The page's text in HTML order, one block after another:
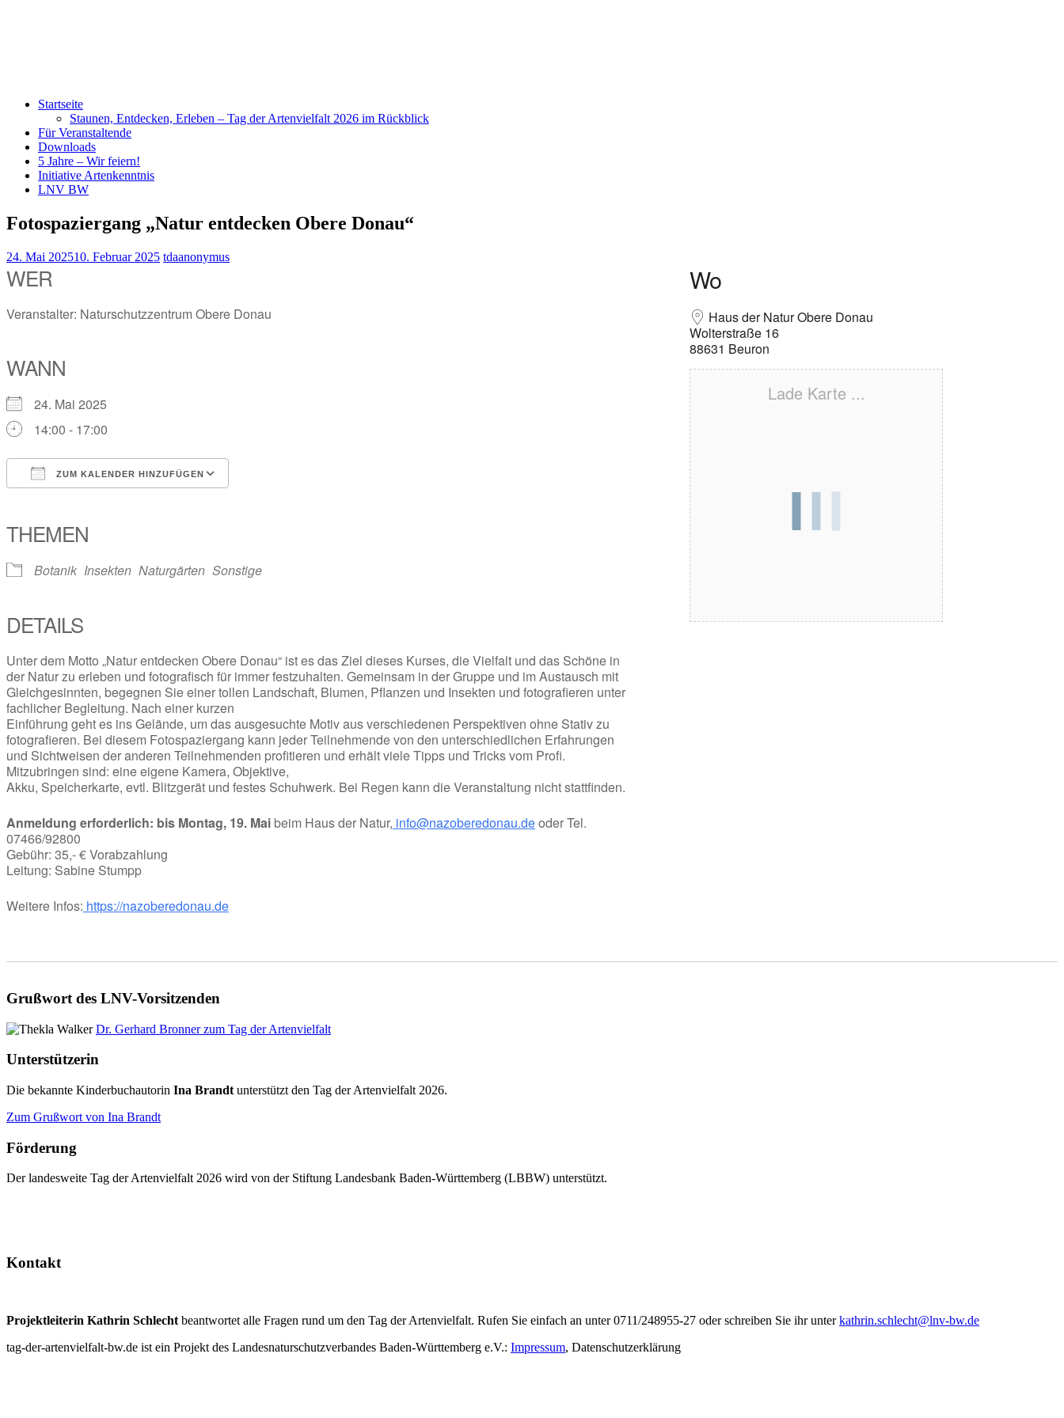
Startseite
Staunen, Entdecken, Erleben – Tag der Artenvielfalt 2026 im Rückblick
Für Veranstaltende
Downloads
5 Jahre – Wir feiern!
Initiative Artenkenntnis
LNV BW
Fotospaziergang „Natur entdecken Obere Donau“
24. Mai 202510. Februar 2025 tdaanonymus
WER
Veranstalter: Naturschutzzentrum Obere Donau
WANN
24. Mai 2025
14:00 - 17:00
ZUM KALENDER HINZUFÜGEN
THEMEN
Botanik Insekten Naturgärten Sonstige
DETAILS
Unter dem Motto „Natur entdecken Obere Donau“ ist es das Ziel dieses Kurses, die Vielfalt und das Schöne in
der Natur zu erleben und fotografisch für immer festzuhalten. Gemeinsam in der Gruppe und im Austausch mit
Gleichgesinnten, begegnen Sie einer tollen Landschaft, Blumen, Pflanzen und Insekten und fotografieren unter
fachlicher Begleitung. Nach einer kurzen
Einführung geht es ins Gelände, um das ausgesuchte Motiv aus verschiedenen Perspektiven ohne Stativ zu
fotografieren. Bei diesem Fotospaziergang kann jeder Teilnehmende von den unterschiedlichen Erfahrungen
und Sichtweisen der anderen Teilnehmenden profitieren und erhält viele Tipps und Tricks vom Profi.
Mitzubringen sind: eine eigene Kamera, Objektive,
Akku, Speicherkarte, evtl. Blitzgerät und festes Schuhwerk. Bei Regen kann die Veranstaltung nicht stattfinden.
Anmeldung erforderlich: bis Montag, 19. Mai beim Haus der Natur, info@nazoberedonau.deoder Tel.
07466/92800
Gebühr: 35,- € Vorabzahlung
Leitung: Sabine Stumpp
Weitere Infos: https://nazoberedonau.de
Wo
Haus der Natur Obere Donau
Wolterstraße 16
88631 Beuron
Lade Karte ...
Grußwort des LNV-Vorsitzenden
Dr. Gerhard Bronner zum Tag der Artenvielfalt
Unterstützerin
Die bekannte Kinderbuchautorin Ina Brandt unterstützt den Tag der Artenvielfalt 2026.
Zum Grußwort von Ina Brandt
Förderung
Der landesweite Tag der Artenvielfalt 2026 wird von der Stiftung Landesbank Baden-Württemberg (LBBW) unterstützt.
Kontakt
Projektleiterin Kathrin Schlecht beantwortet alle Fragen rund um den Tag der Artenvielfalt. Rufen Sie einfach an unter 0711/248955-27 oder schreiben Sie ihr unterkathrin.schlecht@lnv-bw.de
tag-der-artenvielfalt-bw.de ist ein Projekt des Landesnaturschutzverbandes Baden-Württemberg e.V.: Impressum, Datenschutzerklärung